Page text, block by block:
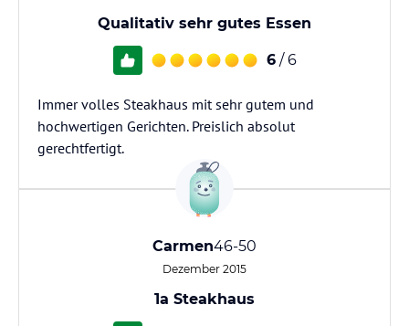
Qualitativ sehr gutes Essen
6 / 6
Immer volles Steakhaus mit sehr gutem und
hochwertigen Gerichten. Preislich absolut
gerechtfertigt.
Carmen46-50
Dezember 2015
1a Steakhaus